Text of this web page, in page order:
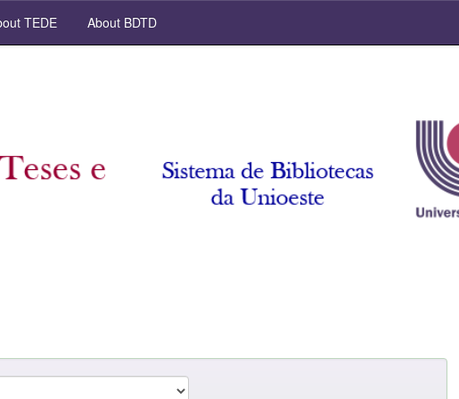
TEDE About BDTD